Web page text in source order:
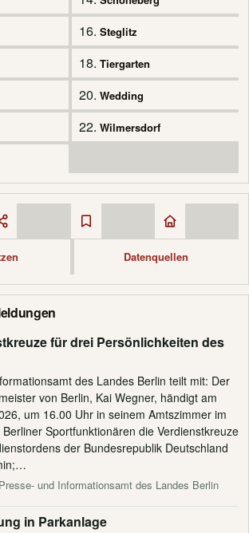
16. Steglitz
18. Tiergarten
20. Wedding
22. Wilmersdorf
Datenquellen
für drei Persönlichkeiten des
des Landes Berlin teilt mit: Der
von Berlin, Kai Wegner, händigt am
um 16.00 Uhr in seinem Amtszimmer im
Sportfunktionären die Verdienstkreuze
der Bundesrepublik Deutschland
und Informationsamt des Landes Berlin
in Parkanlage